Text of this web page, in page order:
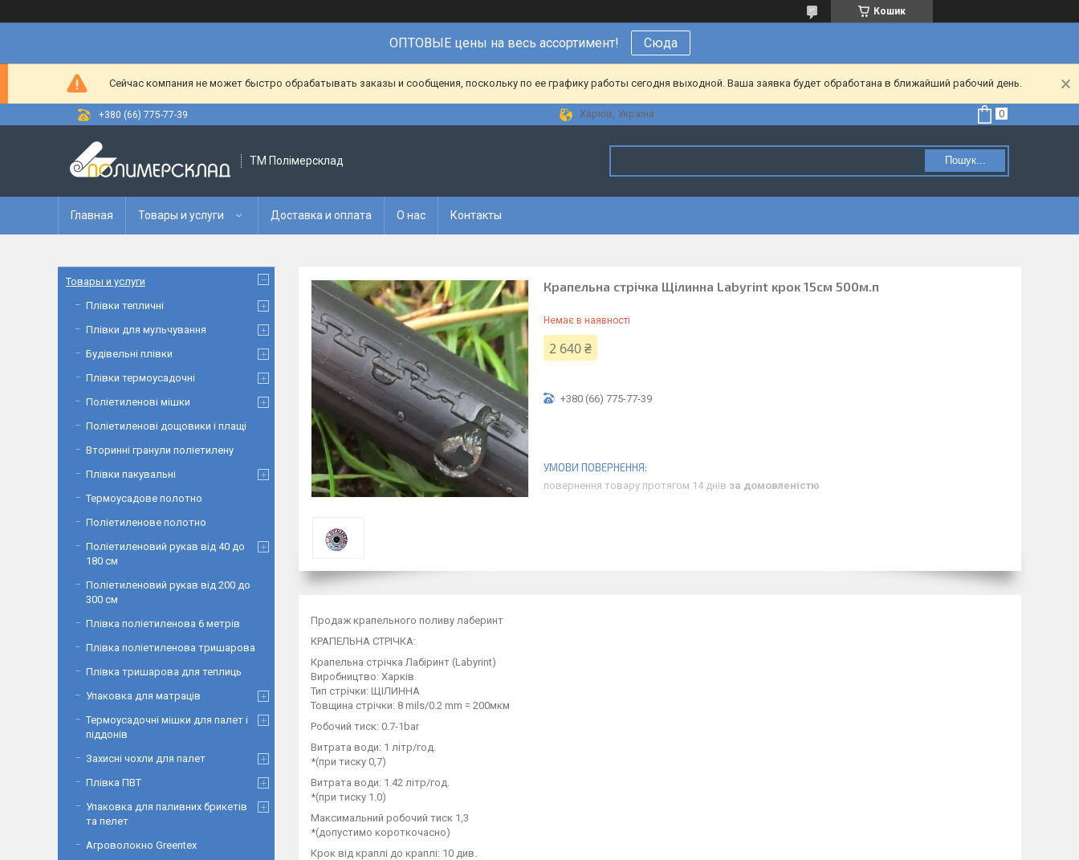
Кошик
ОПТОВЫЕ цены на весь ассортимент! Сюда
Сейчас компания не может быстро обрабатывать заказы и сообщения, поскольку по ее графику работы сегодня выходной. Ваша заявка будет обработана в ближайший рабочий день.
+380 (66) 775-77-39 Харків, Україна
ТМ Полімерсклад Пошук...
Главная Товары и услуги Доставка и оплата О нас Контакты
Крапельна стрічка Щілинна Labyrint крок 15см 500м.п
Немає в наявності
2 640 ₴
+380 (66) 775-77-39
повернення товару протягом 14 днів за домовленістю
Продаж крапельного поливу лаберинт
КРАПЕЛЬНА СТРІЧКА:
Крапельна стрічка Лабіринт (Labyrint)
Виробництво: Харків
Тип стрічки: ЩІЛИННА
Товщина стрічки: 8 mils/0.2 mm = 200мкм
Робочий тиск: 0.7-1bar
Витрата води: 1 літр/год.
*(при тиску 0,7)
Витрата води: 1.42 літр/год.
*(при тиску 1.0)
Максимальний робочий тиск 1,3
*(допустимо короткочасно)
Крок від краплі до краплі: 10 див.
Товары и услуги
Плівки тепличні
Плівки для мульчування
Будівельні плівки
Плівки термоусадочні
Поліетиленові мішки
Поліетиленові дощовики і плащі
Вторинні гранули поліетилену
Плівки пакувальні
Термоусадове полотно
Поліетиленове полотно
Поліетиленовий рукав від 40 до
180 см
Поліетиленовий рукав від 200 до
300 см
Плівка поліетиленова 6 метрів
Плівка поліетиленова тришарова
Плівка тришарова для теплиць
Упаковка для матраців
Термоусадочні мішки для палет і
піддонів
Захисні чохли для палет
Плівка ПВТ
Упаковка для паливних брикетів
та пелет
Агроволокно Greentex